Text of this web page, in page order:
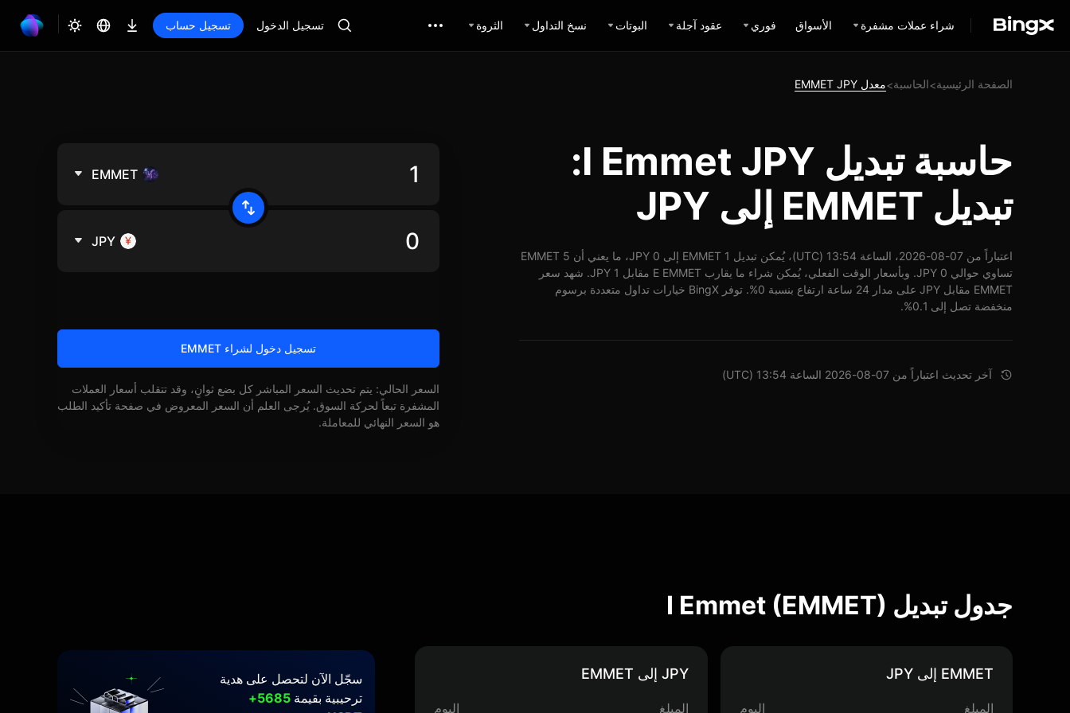
شراء عملات مشفرة الأسواق فوري عقود آجلة البوتات نسخ التداول الثروة تسجيل الدخول تسجيل حساب
الصفحة الرئيسية>الحاسبة>معدل EMMET JPY
حاسبة تبديل I Emmet JPY:
تبديل EMMET إلى JPY
اعتباراً من 07-08-2026، الساعة 13:54 (UTC)، يُمكن تبديل 1 EMMET إلى 0 JPY، ما يعني أن 5 EMMET
تساوي حوالي 0 JPY. وبأسعار الوقت الفعلي، يُمكن شراء ما يقارب E EMMET مقابل 1 JPY. شهد سعر
EMMET مقابل JPY على مدار 24 ساعة ارتفاع بنسبة 0%. توفر BingX خيارات تداول متعددة برسوم
منخفضة تصل إلى 0.1%.
آخر تحديث اعتباراً من 07-08-2026 الساعة 13:54 (UTC)
EMMET
JPY
تسجيل دخول لشراء EMMET
السعر الحالي: يتم تحديث السعر المباشر كل بضع ثوانٍ، وقد تتقلب أسعار العملات
المشفرة تبعاً لحركة السوق. يُرجى العلم أن السعر المعروض في صفحة تأكيد الطلب
هو السعر النهائي للمعاملة.
جدول تبديل I Emmet (EMMET)
EMMET إلى JPY
المبلغ اليوم
JPY إلى EMMET
المبلغ اليوم
سجّل الآن لتحصل على هدية
ترحيبية بقيمة
5685+